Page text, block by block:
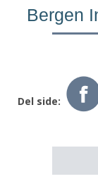
Bergen
Del side: